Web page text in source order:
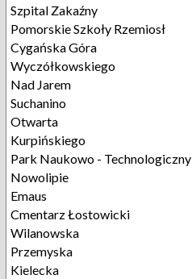
Szpital Zakaźny
Pomorskie Szkoły Rzemiosł
Cygańska Góra
Wyczółkowskiego
Nad Jarem
Suchanino
Otwarta
Kurpińskiego
Park Naukowo - Technologiczny
Nowolipie
Emaus
Cmentarz Łostowicki
Wilanowska
Przemyska
Kielecka